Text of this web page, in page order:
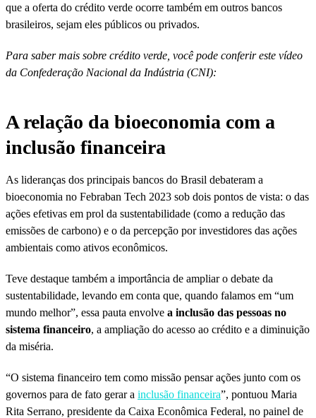
que a oferta do crédito verde ocorre também em outros bancos
brasileiros, sejam eles públicos ou privados.
Para saber mais sobre crédito verde, você pode conferir este vídeo
da Confederação Nacional da Indústria (CNI):
A relação da bioeconomia com a
inclusão financeira
As lideranças dos principais bancos do Brasil debateram a
bioeconomia no Febraban Tech 2023 sob dois pontos de vista: o das
ações efetivas em prol da sustentabilidade (como a redução das
emissões de carbono) e o da percepção por investidores das ações
ambientais como ativos econômicos.
Teve destaque também a importância de ampliar o debate da
sustentabilidade, levando em conta que, quando falamos em “um
mundo melhor”, essa pauta envolve a inclusão das pessoas no
sistema financeiro, a ampliação do acesso ao crédito e a diminuição
da miséria.
“O sistema financeiro tem como missão pensar ações junto com os
governos para de fato gerar a inclusão financeira”, pontuou Maria
Rita Serrano, presidente da Caixa Econômica Federal, no painel de